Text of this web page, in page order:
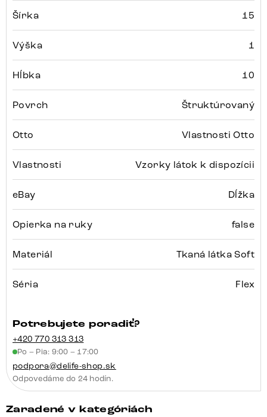
Šírka 15
Výška 1
Hĺbka 10
Povrch Štruktúrovaný
Otto Vlastnosti Otto
Vlastnosti Vzorky látok k dispozícii
eBay Dĺžka
Opierka na ruky false
Materiál Tkaná látka Soft
Séria Flex
Potrebujete poradiť?
+420 770 313 313
Po – Pia: 9:00 – 17:00
podpora@delife-shop.sk
Odpovedáme do 24 hodín.
Zaradené v kategóriách